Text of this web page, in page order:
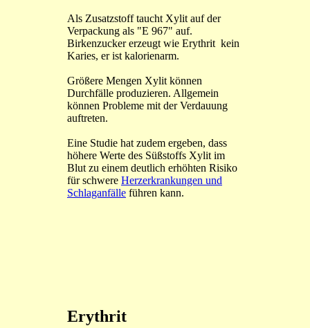
Als Zusatzstoff taucht Xylit auf der
Verpackung als "E 967" auf.
Birkenzucker erzeugt wie Erythrit kein
Karies, er ist kalorienarm.
Größere Mengen Xylit können
Durchfälle produzieren. Allgemein
können Probleme mit der Verdauung
auftreten.
Eine Studie hat zudem ergeben, dass
höhere Werte des Süßstoffs Xylit im
Blut zu einem deutlich erhöhten Risiko
für schwere Herzerkrankungen und
Schlaganfälle führen kann.
Erythrit